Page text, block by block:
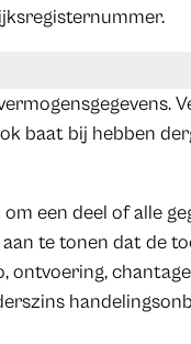
baat bij hebben
een deel of alle
te tonen dat de